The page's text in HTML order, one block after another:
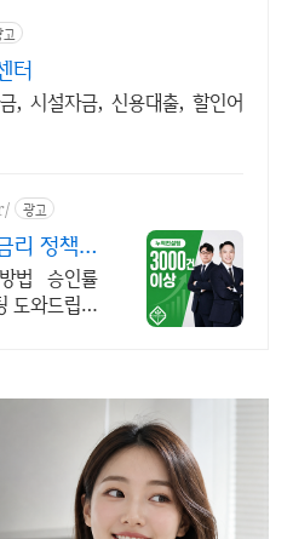
터
, 시설자금, 신용대출, 할인어
광고
리 정책자
법 승인률
도와드립니